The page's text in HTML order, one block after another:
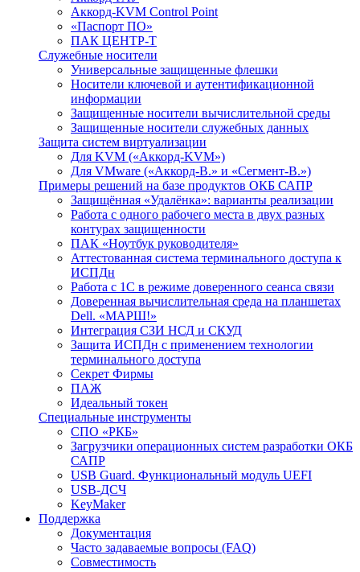
Аккорд-KVM Control Point
«Паспорт ПО»
ПАК ЦЕНТР-Т
Служебные носители
Универсальные защищенные флешки
Носители ключевой и аутентификационной
информации
Защищенные носители вычислительной среды
Защищенные носители служебных данных
Защита систем виртуализации
Для KVM («Аккорд-KVM»)
Для VMware («Аккорд-В.» и «Сегмент-В.»)
Примеры решений на базе продуктов ОКБ САПР
Защищённая «Удалёнка»: варианты реализации
Работа с одного рабочего места в двух разных
контурах защищенности
ПАК «Ноутбук руководителя»
Аттестованная система терминального доступа к
ИСПДн
Работа с 1С в режиме доверенного сеанса связи
Доверенная вычислительная среда на планшетах
Dell. «МАРШ!»
Интеграция СЗИ НСД и СКУД
Защита ИСПДн с применением технологии
терминального доступа
Секрет Фирмы
ПАЖ
Идеальный токен
Специальные инструменты
СПО «РКБ»
Загрузчики операционных систем разработки ОКБ
САПР
USB Guard. Функциональный модуль UEFI
USB-ДСЧ
KeyMaker
Поддержка
Документация
Часто задаваемые вопросы (FAQ)
Совместимость